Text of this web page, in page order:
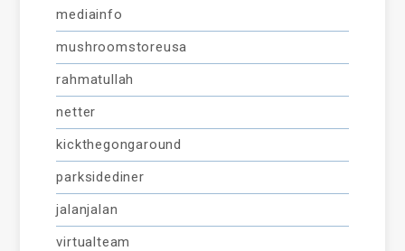
mediainfo
mushroomstoreusa
rahmatullah
netter
kickthegongaround
parksidediner
jalanjalan
virtualteam